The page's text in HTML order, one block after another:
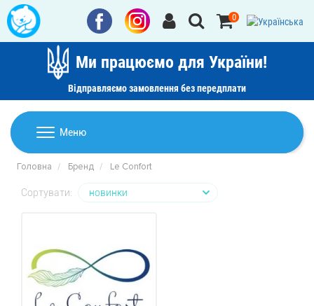
Ми працюємо для України!
Відправляємо замовлення без передплати
0
Меню
Домашній текстиль
Ковдри
Подушки
Покривала
Рушники
Дитячі товари
Дитячий текстиль
Машинки для стрижки та гоління
Акції
Головна Бренд Le Confort
Сортувати: